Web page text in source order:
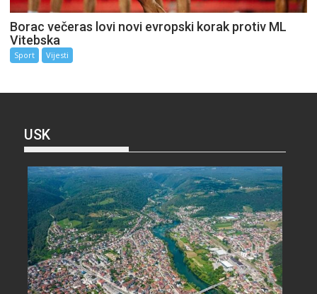
Borac večeras lovi novi evropski korak protiv ML
Vitebska
Sport Vijesti
USK